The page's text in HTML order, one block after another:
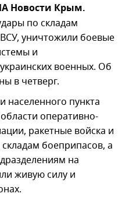
Новости Крым.
по складам
уничтожили боевые
и
военных. Об
в четверг.
населенного пункта
оперативно-
ракетные войска и
боеприпасов, а
на
живую силу и